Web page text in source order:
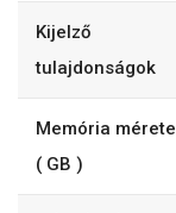
Kijelző
tulajdonságok
Memória mérete
( GB )